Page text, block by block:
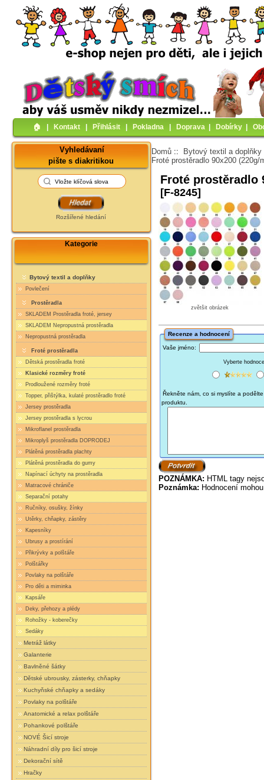
🏠︎ Kontakt Přihlásit Pokladna Doprava Dobírky
Vyhledávaní
pište s diakritikou
Rozšířené hledání
Kategorie
Bytový textil a doplňky
Povlečení
Prostěradla
SKLADEM Prostěradla froté, jersey
SKLADEM Nepropustná prostěradla
Nepropustná prostěradla
Froté prostěradla
Dětská prostěradla froté
Klasické rozměry froté
Prodloužené rozměry froté
Topper, přištýlka, kulaté prostěradlo froté
Jersey prostěradla
Jersey prostěradla s lycrou
Mikroflanel prostěradla
Mikroplyš prostěradla DOPRODEJ
Plátěná prostěradla plachty
Plátěná prostěradla do gumy
Napínací úchyty na prostěradla
Matracové chrániče
Separační potahy
Ručníky, osušky, žínky
Utěrky, chňapky, zástěry
Kapesníky
Ubrusy a prostírání
Přikrývky a polštáře
Polštářky
Povlaky na polštáře
Pro děti a miminka
Kapsáře
Deky, přehozy a plédy
Rohožky - koberečky
Sedáky
Metráž látky
Galanterie
Bavlněné šátky
Dětské ubrousky, zásterky, chňapky
Kuchyňské chňapky a sedáky
Povlaky na polštáře
Anatomické a relax polštáře
Pohankové polštáře
NOVÉ Šicí stroje
Náhradní díly pro šicí stroje
Dekorační sítě
Hračky
Domů :: Bytový textil a doplňky
Froté prostěradlo 90x200 (220g/
Froté prostěradlo
[F-8245]
zvětšit obrázek
Recenze a hodnocení
Vaše jméno:
Vyberte
Řekněte nám, co si myslíte a
produktu.
POZNÁMKA: HTML tagy
Poznámka: Hodnocení